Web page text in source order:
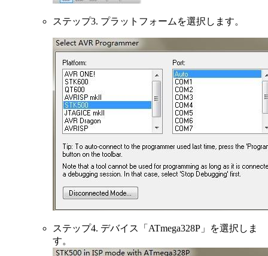
ステップ3. プラットフォームを選択します。
ステップ4. デバイス「ATmega328P」を選択しま
す。